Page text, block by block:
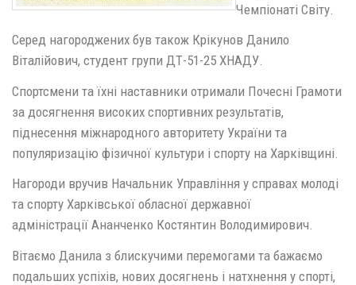
Чемпіонаті Світу.
​Серед нагороджених був також Крікунов Данило
Віталійович, студент групи ДТ-51-25 ХНАДУ.
​Спортсмени та їхні наставники отримали Почесні Грамоти
за досягнення високих спортивних результатів,
піднесення міжнародного авторитету України та
популяризацію фізичної культури і спорту на Харківщині.
Нагороди вручив Начальник Управління у справах молоді
та спорту Харківської обласної державної
адміністрації Ананченко Костянтин Володимирович.
Вітаємо Данила з блискучими перемогами та бажаємо
подальших успіхів, нових досягнень і натхнення у спорті,